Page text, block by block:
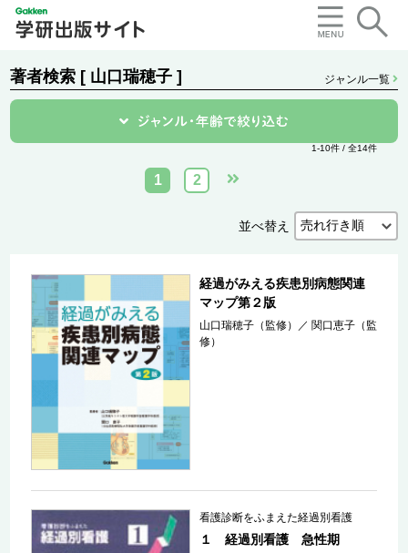
著者検索 [ 山口瑞穂子 ] ジャンル一覧
1-10件 / 全14件
1 2
並べ替え
経過がみえる疾患別病態関連
マップ第２版
山口瑞穂子（監修） ／ 関口恵子（監
修）
看護診断をふまえた経過別看護
１ 経過別看護 急性期